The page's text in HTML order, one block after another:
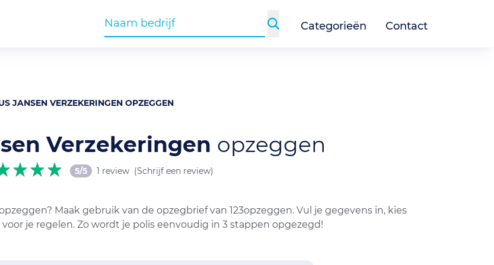
Categorieën Contact
JANSEN VERZEKERINGEN OPZEGGEN
Verzekeringen opzeggen
5/5 1 review (Schrijf een review)
Maak gebruik van de opzegbrief van 123opzeggen. Vul je gegevens in, kies
je regelen. Zo wordt je polis eenvoudig in 3 stappen opgezegd!